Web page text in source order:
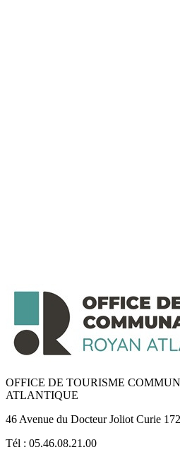
OFFICE DE TOURISME
ATLANTIQUE
46 Avenue du Docteur Joliot Curie
Tél : 05.46.08.21.00